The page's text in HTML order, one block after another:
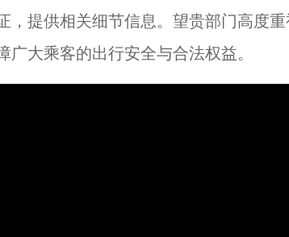
，提供相关细节信息。望贵部门高度
大乘客的出行安全与合法权益。